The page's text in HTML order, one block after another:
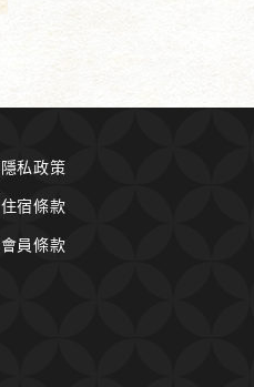
隱私政策
住宿條款
會員條款